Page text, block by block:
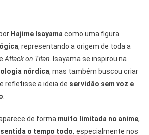
Hajime Isayama como uma figura
, representando a origem de toda a
Attack on Titan . Isayama se inspirou na
nórdica, mas também buscou criar
refletisse a ideia de servidão sem voz e
de forma muito limitada no anime,
sentida o tempo todo, especialmente nos